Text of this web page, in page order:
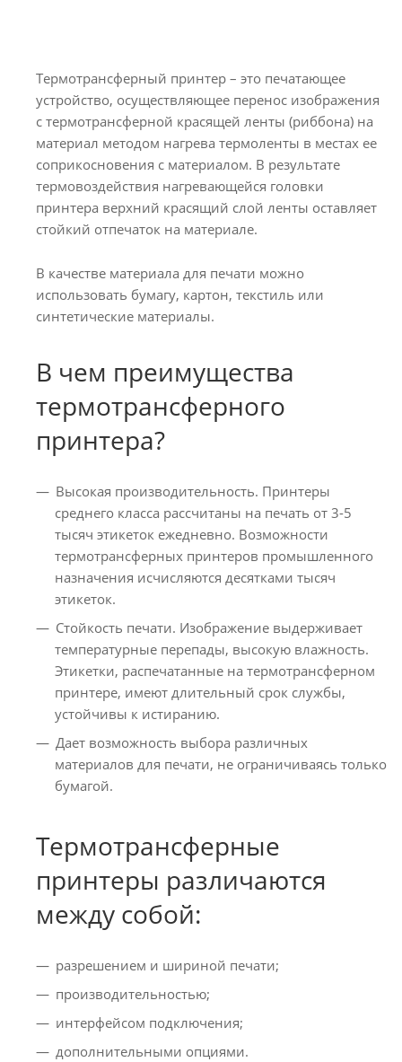
Термотрансферный принтер – это печатающее
устройство, осуществляющее перенос изображения
с термотрансферной красящей ленты (риббона) на
материал методом нагрева термоленты в местах ее
соприкосновения с материалом. В результате
термовоздействия нагревающейся головки
принтера верхний красящий слой ленты оставляет
стойкий отпечаток на материале.
В качестве материала для печати можно
использовать бумагу, картон, текстиль или
синтетические материалы.
В чем преимущества
термотрансферного
принтера?
Высокая производительность. Принтеры
среднего класса рассчитаны на печать от 3-5
тысяч этикеток ежедневно. Возможности
термотрансферных принтеров промышленного
назначения исчисляются десятками тысяч
этикеток.
Стойкость печати. Изображение выдерживает
температурные перепады, высокую влажность.
Этикетки, распечатанные на термотрансферном
принтере, имеют длительный срок службы,
устойчивы к истиранию.
Дает возможность выбора различных
материалов для печати, не ограничиваясь только
бумагой.
Термотрансферные
принтеры различаются
между собой:
разрешением и шириной печати;
производительностью;
интерфейсом подключения;
дополнительными опциями.